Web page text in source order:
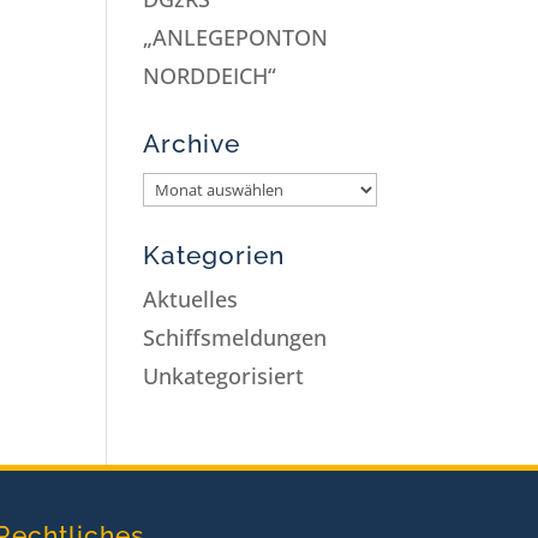
„ANLEGEPONTON
NORDDEICH“
Archive
Kategorien
Aktuelles
Schiffsmeldungen
Unkategorisiert